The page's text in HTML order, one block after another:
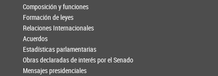
Composición y funciones
Formación de leyes
Relaciones Internacionales
Acuerdos
Estadísticas parlamentarias
Obras declaradas de interés por el Senado
Mensajes presidenciales